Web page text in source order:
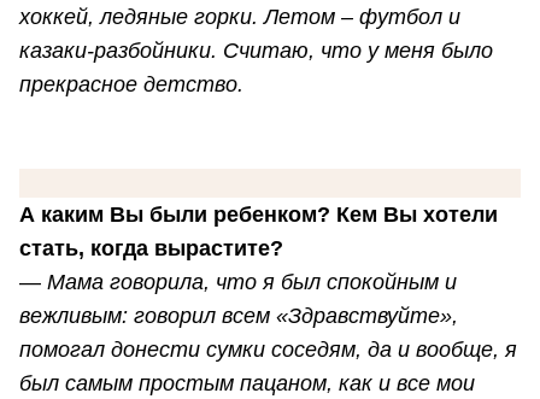
хоккей, ледяные горки. Летом – футбол и
казаки-разбойники. Считаю, что у меня было
прекрасное детство.
А каким Вы были ребенком? Кем Вы хотели
стать, когда вырастите?
— Мама говорила, что я был спокойным и
вежливым: говорил всем «Здравствуйте»,
помогал донести сумки соседям, да и вообще, я
был самым простым пацаном, как и все мои